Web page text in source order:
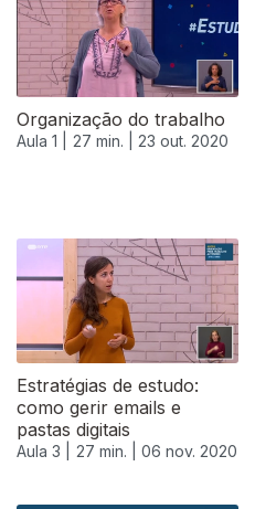
Organização do trabalho
Aula 1 | 27 min. | 23 out. 2020
Estratégias de estudo:
como gerir emails e
pastas digitais
Aula 3 | 27 min. | 06 nov. 2020